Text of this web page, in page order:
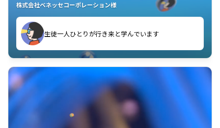
株式会社ベネッセコーポレーション様
生徒一人ひとりが行き来と学んでいます
教室中の児童生徒が「問題が解けてうれしい」「解く
ことが楽しい」を実感しています